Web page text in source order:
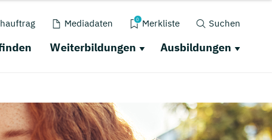
Mediadaten 0 Merkliste Suchen
Weiterbildungen Ausbildungen